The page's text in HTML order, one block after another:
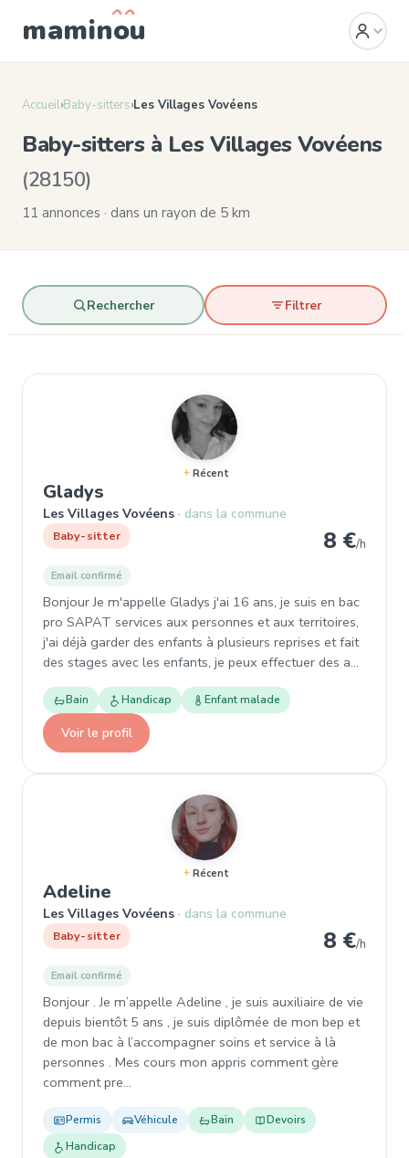
maminou
Accueil›Baby-sitters›Les Villages Vovéens
Baby-sitters à Les Villages Vovéens
(28150)
11 annonces · dans un rayon de 5 km
Rechercher Filtrer
Récent
Gladys
Les Villages Vovéens dans la commune
Baby-sitter 8 €/h
Email confirmé
Bonjour Je m'appelle Gladys j'ai 16 ans, je suis en bac
pro SAPAT services aux personnes et aux territoires,
j'ai déjà garder des enfants à plusieurs reprises et fait
des stages avec les enfants, je peux effectuer des a…
Bain Handicap Enfant malade
Voir le profil
Récent
Adeline
Les Villages Vovéens dans la commune
Baby-sitter 8 €/h
Email confirmé
Bonjour . Je m’appelle Adeline , je suis auxiliaire de vie
depuis bientôt 5 ans , je suis diplômée de mon bep et
de mon bac à l’accompagner soins et service à là
personnes . Mes cours mon appris comment gère
comment pre…
Permis Véhicule Bain
Devoirs
Handicap